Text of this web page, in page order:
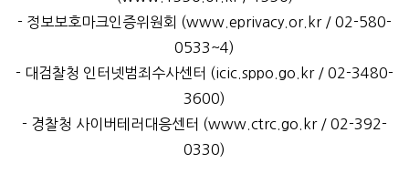
- 정보보호마크인증위원회 (www.eprivacy.or.kr / 02-580-
0533~4)
- 대검찰청 인터넷범죄수사센터 (icic.sppo.go.kr / 02-3480-
3600)
- 경찰청 사이버테러대응센터 (www.ctrc.go.kr / 02-392-
0330)